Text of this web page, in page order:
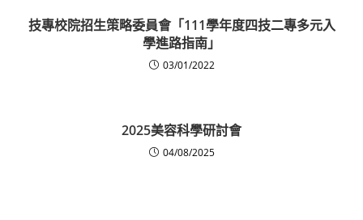
技專校院招生策略委員會「111學年度四技二專多元入
學進路指南」
03/01/2022
2025美容科學研討會
04/08/2025